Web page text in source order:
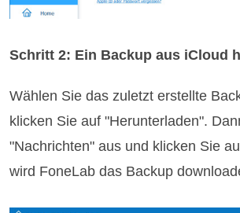
Schritt 2: Ein Backup aus iCloud
Wählen Sie das zuletzt erstellte
klicken Sie auf "Herunterladen".
"Nachrichten" aus und klicken Sie
wird FoneLab das Backup